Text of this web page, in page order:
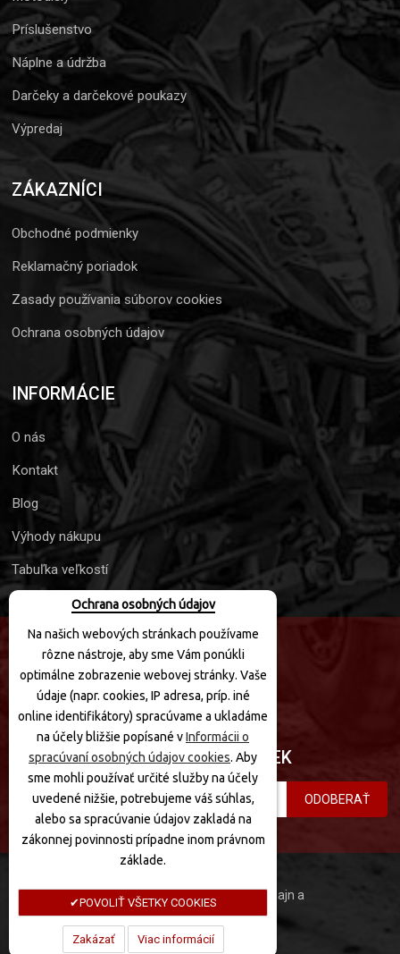
Ochrana osobných údajov
Na našich webových stránkach používame
rôzne nástroje, aby sme Vám ponúkli
optimálne zobrazenie webovej stránky. Vaše
údaje (napr. cookies, IP adresa, príp. iné
online identifikátory) spracúvame a ukladáme
na účely bližšie popísané vInformácii o
spracúvaní osobných údajov cookies. Aby
sme mohli používať určité služby na účely
uvedené nižšie, potrebujeme váš súhlas,
alebo sa spracúvanie údajov zakladá na
zákonnej povinnosti prípadne inom právnom
základe.
POVOLIŤ VŠETKY COOKIES
Zakázať Viac informácií
Príslušenstvo
Náplne a údržba
Darčeky a darčekové poukazy
Výpredaj
ZÁKAZNÍCI
Obchodné podmienky
Reklamačný poriadok
Zasady používania súborov cookies
Ochrana osobných údajov
INFORMÁCIE
O nás
Kontakt
Blog
Výhody nákupu
Tabuľka veľkostí
SLEDUJTE NÁS
PRIHLÁSIŤ SA K ODBERU NOVINIEK
ODOBERAŤ
MotoQuad © 2020 Všetky práva vyhradené. Dizajn a
programovanie: